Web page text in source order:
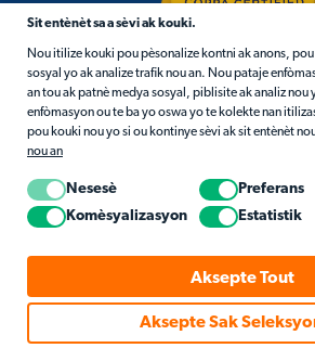
Sit entènèt sa a sèvi ak kouki.
Nou itilize kouki pou pèsonalize kontni ak anons,
sosyal yo ak analize trafik nou an. Nou pataje
an tou ak patnè medya sosyal, piblisite ak analiz nou
enfòmasyon ou te ba yo oswa yo te kolekte nan
pou kouki nou yo si ou kontinye sèvi ak sit entènèt
nou an
Nesesè
Preferans
Komèsyalizasyon
Estatistik
Aksepte Tout
Aksepte Sak
© 2026 Matific. Tout dwa
Konfidansyalite Règleman Yo